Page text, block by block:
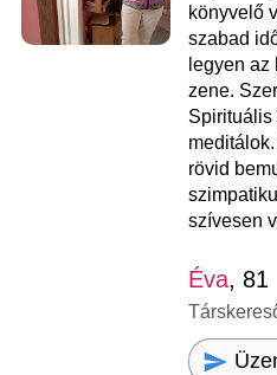
könyvelő
szabad
legyen az
zene.
Spirituális
rövid
szívesen
Éva, 81